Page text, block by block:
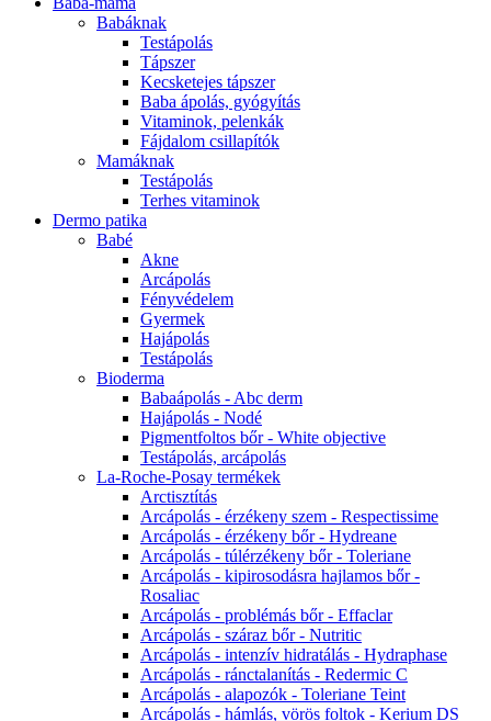
Babáknak
Testápolás
Tápszer
Kecsketejes tápszer
Baba ápolás, gyógyítás
Vitaminok, pelenkák
Fájdalom csillapítók
Mamáknak
Testápolás
Terhes vitaminok
Dermo patika
Babé
Akne
Arcápolás
Fényvédelem
Gyermek
Hajápolás
Testápolás
Bioderma
Babaápolás - Abc derm
Hajápolás - Nodé
Pigmentfoltos bőr - White objective
Testápolás, arcápolás
La-Roche-Posay termékek
Arctisztítás
Arcápolás - érzékeny szem - Respectissime
Arcápolás - érzékeny bőr - Hydreane
Arcápolás - túlérzékeny bőr - Toleriane
Arcápolás - kipirosodásra hajlamos bőr -
Rosaliac
Arcápolás - problémás bőr - Effaclar
Arcápolás - száraz bőr - Nutritic
Arcápolás - intenzív hidratálás - Hydraphase
Arcápolás - ránctalanítás - Redermic C
Arcápolás - alapozók - Toleriane Teint
Arcápolás - hámlás, vörös foltok - Kerium DS